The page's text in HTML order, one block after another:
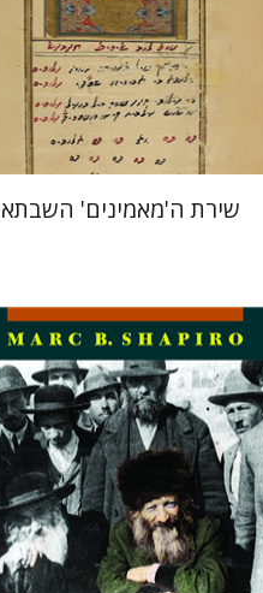
הנחת אתר ספר מודפס
$46
$41
שירת ה'מאמינים'
מארק שפירו